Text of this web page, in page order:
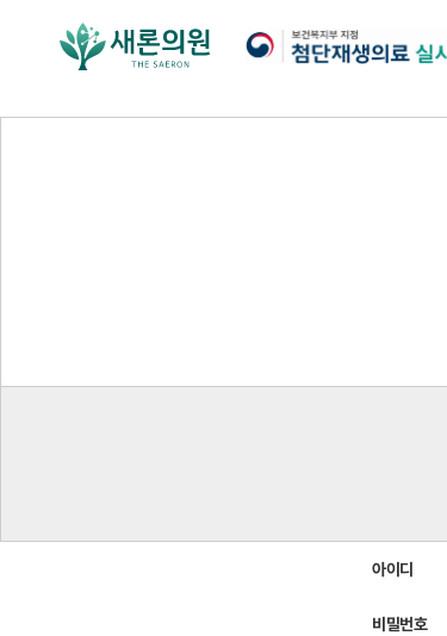
아이디
비밀번호*